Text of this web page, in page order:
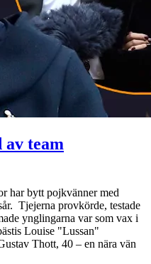
av team
har bytt pojkvänner med
Tjejerna provkörde, testade
ynglingarna var som vax i
Louise "Lussan"
Thott, 40 – en nära vän